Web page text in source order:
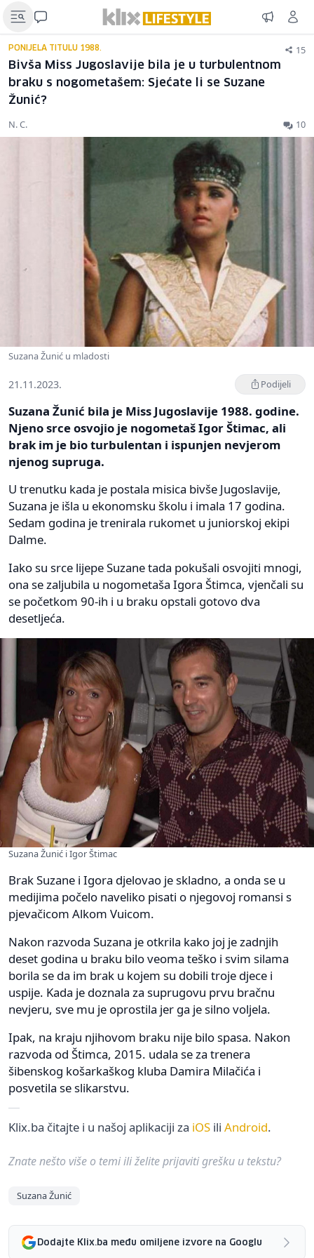
PONIJELA TITULU 1988. 15
Bivša Miss Jugoslavije bila je u turbulentnom
braku s nogometašem: Sjećate li se Suzane
Žunić?
N. C. 10
Suzana Žunić u mladosti
21.11.2023. Podijeli
Suzana Žunić bila je Miss Jugoslavije 1988. godine.
Njeno srce osvojio je nogometaš Igor Štimac, ali
brak im je bio turbulentan i ispunjen nevjerom
njenog supruga.
U trenutku kada je postala misica bivše Jugoslavije,
Suzana je išla u ekonomsku školu i imala 17 godina.
Sedam godina je trenirala rukomet u juniorskoj ekipi
Dalme.
Iako su srce lijepe Suzane tada pokušali osvojiti mnogi,
ona se zaljubila u nogometaša Igora Štimca, vjenčali su
se početkom 90-ih i u braku opstali gotovo dva
desetljeća.
Suzana Žunić i Igor Štimac
Brak Suzane i Igora djelovao je skladno, a onda se u
medijima počelo naveliko pisati o njegovoj romansi s
pjevačicom Alkom Vuicom.
Nakon razvoda Suzana je otkrila kako joj je zadnjih
deset godina u braku bilo veoma teško i svim silama
borila se da im brak u kojem su dobili troje djece i
uspije. Kada je doznala za suprugovu prvu bračnu
nevjeru, sve mu je oprostila jer ga je silno voljela.
Ipak, na kraju njihovom braku nije bilo spasa. Nakon
razvoda od Štimca, 2015. udala se za trenera
šibenskog košarkaškog kluba Damira Milačića i
posvetila se slikarstvu.
Klix.ba čitajte i u našoj aplikaciji za iOS ili Android.
Znate nešto više o temi ili želite prijaviti grešku u tekstu?
Suzana Žunić
Dodajte Klix.ba među omiljene izvore na Googlu